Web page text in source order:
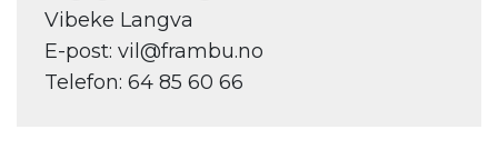
Vibeke Langva
E-post: vil@frambu.no
Telefon: 64 85 60 66